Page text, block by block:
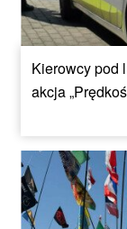
Kierowcy pod
akcja